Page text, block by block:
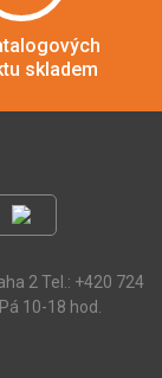
skladem
2 Tel.: +420 724
10-18 hod.